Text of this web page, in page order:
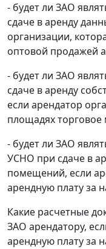
- будет ли ЗАО
сдаче в аренду
организации,
оптовой продажей
- будет ли ЗАО
сдаче в аренду
если арендатор
площадях торговое
- будет ли ЗАО
УСНО при сдаче в
помещений, если
арендную плату за
Какие расчетные
ЗАО арендатору,
арендную плату за